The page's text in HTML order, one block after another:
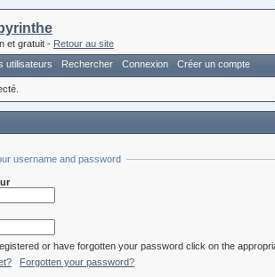
et gratuit - Retour au site
utilisateurs Rechercher Connexion Créer un compte
username and password
or have forgotten your password click on the
Forgotten your password?